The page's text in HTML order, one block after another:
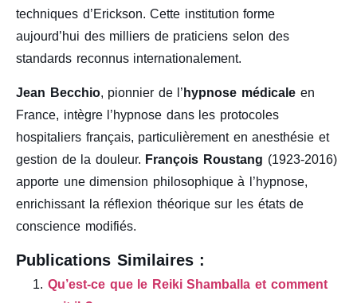
techniques d’Erickson. Cette institution forme
aujourd’hui des milliers de praticiens selon des
standards reconnus internationalement.
Jean Becchio, pionnier de l’ hypnose médicale en
France, intègre l’hypnose dans les protocoles
hospitaliers français, particulièrement en anesthésie et
gestion de la douleur. François Roustang (1923-2016)
apporte une dimension philosophique à l’hypnose,
enrichissant la réflexion théorique sur les états de
conscience modifiés.
Publications Similaires :
Qu’est-ce que le Reiki Shamballa et comment